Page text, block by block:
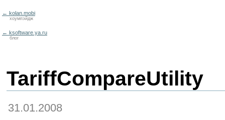
← kolan.mobi
хоумпэйдж
← ksoftware.ya.ru
блог
TariffCompareUtility
31.01.2008